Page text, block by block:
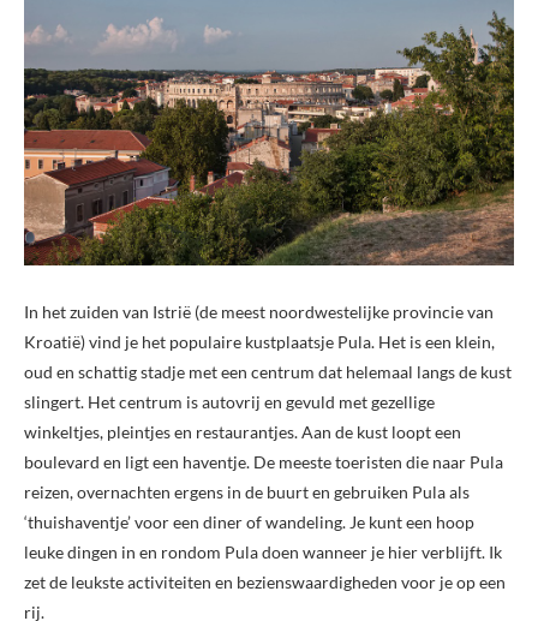
In het zuiden van Istrië (de meest noordwestelijke provincie van
Kroatië) vind je het populaire kustplaatsje Pula. Het is een klein,
oud en schattig stadje met een centrum dat helemaal langs de kust
slingert. Het centrum is autovrij en gevuld met gezellige
winkeltjes, pleintjes en restaurantjes. Aan de kust loopt een
boulevard en ligt een haventje. De meeste toeristen die naar Pula
reizen, overnachten ergens in de buurt en gebruiken Pula als
‘thuishaventje’ voor een diner of wandeling. Je kunt een hoop
leuke dingen in en rondom Pula doen wanneer je hier verblijft. Ik
zet de leukste activiteiten en bezienswaardigheden voor je op een
rij.